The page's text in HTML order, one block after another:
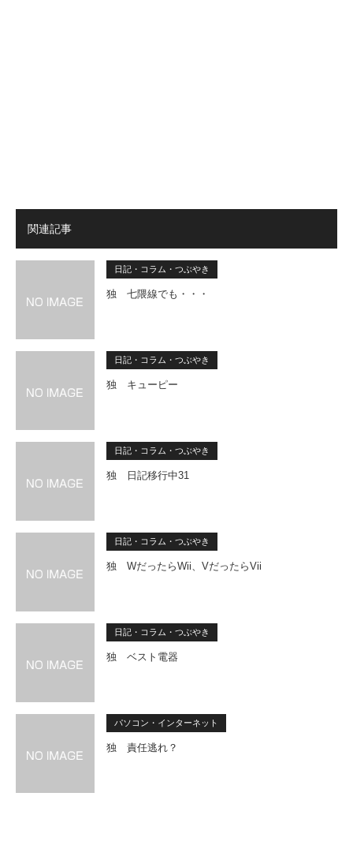
関連記事
日記・コラム・つぶやき
独 七隈線でも・・・
日記・コラム・つぶやき
独 キューピー
日記・コラム・つぶやき
独 日記移行中31
日記・コラム・つぶやき
独 WだったらWii、VだったらVii
日記・コラム・つぶやき
独 ベスト電器
パソコン・インターネット
独 責任逃れ？